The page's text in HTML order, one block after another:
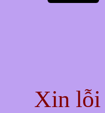
Xin lỗi